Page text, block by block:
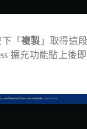
下「複製 」取得這
擴充功能貼上後